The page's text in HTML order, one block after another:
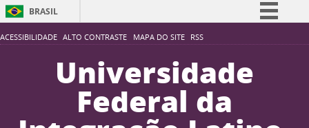
ACESSIBILIDADE ALTO CONTRASTE MAPA DO SITE RSS
BRASIL
Simplifique!
Participe
Acesso à informação
Legislação
Universidade
Federal da